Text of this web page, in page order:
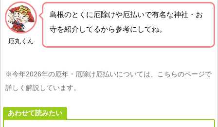
厄丸くん
島根のとくに厄除けや厄払いで有名な神社・お
寺を紹介 してるから参考にしてね。
※今年2026年の厄年・厄除け厄払いについては、こちらのページで
詳しく解説しています。
あわせて読みたい